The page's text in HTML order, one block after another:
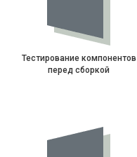
Тестирование компонентов
перед сборкой